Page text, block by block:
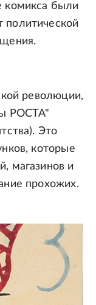
комикса были
политической
революции,
РОСТА"
Это
которые
магазинов и
прохожих.